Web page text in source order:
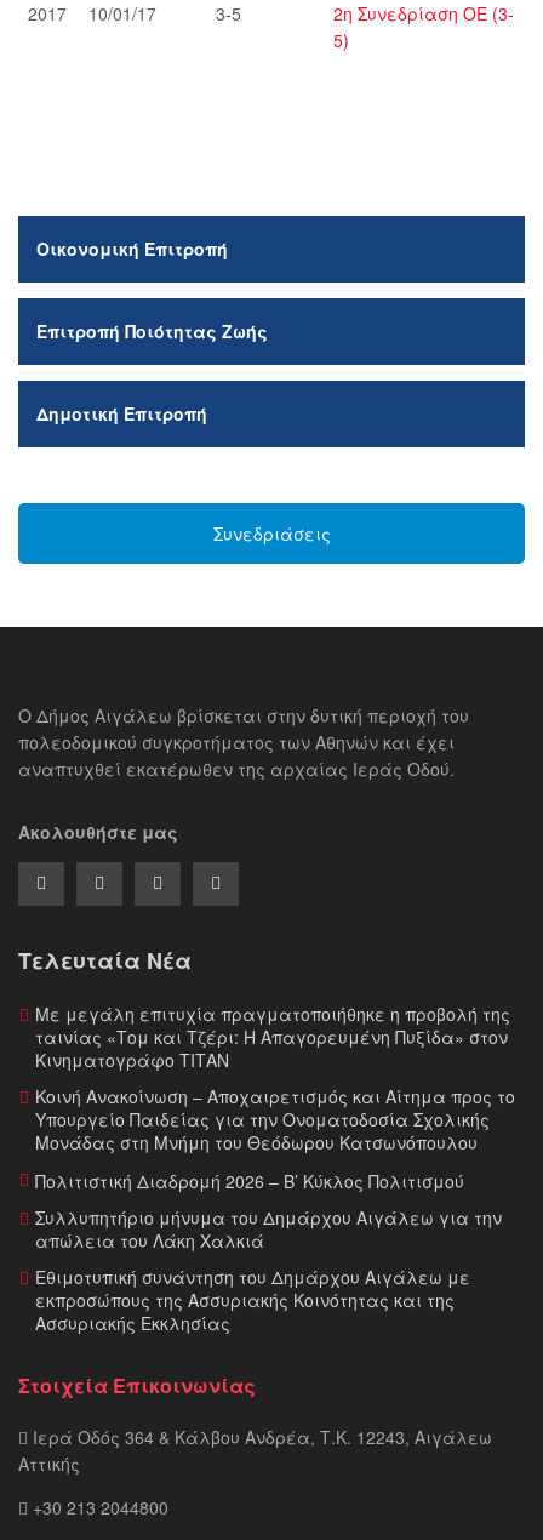
2017
10/01/17 3-5
2η Συνεδρίαση ΟΕ (3-
5)
Οικονομική Επιτροπή
Επιτροπή Ποιότητας Ζωής
Δημοτική Επιτροπή
Συνεδριάσεις
Ο Δήμος Αιγάλεω βρίσκεται στην δυτική περιοχή του
πολεοδομικού συγκροτήματος των Αθηνών και έχει
αναπτυχθεί εκατέρωθεν της αρχαίας Ιεράς Οδού.
Ακολουθήστε μας
Τελευταία Νέα
Με μεγάλη επιτυχία πραγματοποιήθηκε η προβολή της
ταινίας «Τομ και Τζέρι: Η Απαγορευμένη Πυξίδα» στον
Κινηματογράφο ΤΙΤΑΝ
Κοινή Ανακοίνωση – Αποχαιρετισμός και Αίτημα προς το
Υπουργείο Παιδείας για την Ονοματοδοσία Σχολικής
Μονάδας στη Μνήμη του Θεόδωρου Κατσωνόπουλου
Πολιτιστική Διαδρομή 2026 – Β’ Κύκλος Πολιτισμού
Συλλυπητήριο μήνυμα του Δημάρχου Αιγάλεω για την
απώλεια του Λάκη Χαλκιά
Εθιμοτυπική συνάντηση του Δημάρχου Αιγάλεω με
εκπροσώπους της Ασσυριακής Κοινότητας και της
Ασσυριακής Εκκλησίας
Στοιχεία Επικοινωνίας
Ιερά Οδός 364 & Κάλβου Ανδρέα, Τ.Κ. 12243, Αιγάλεω
Αττικής
+30 213 2044800